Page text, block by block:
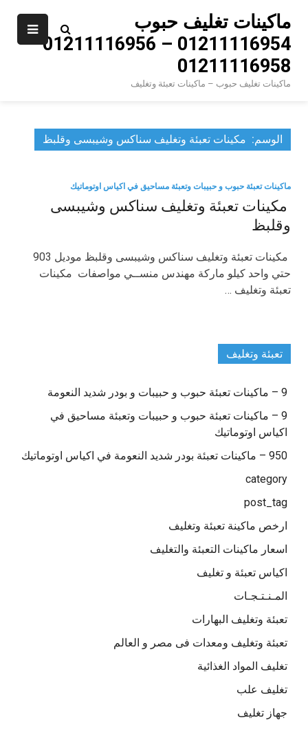
content
ماكينات تغليف حبوب
01211116954 – 01211116956 –
01211116958
ماكينات تغليف حبوب – ماكينات تعبئة وتغليف
الوسم: ‏‏ مكينات تعبئة وتغليف سناكس وشيبسى وقلبظ
ماكينات تعبئة حبوب و حبيبات وتعبئة مساحيق في اكياس اوتوماتيك
‏‏ مكينات تعبئة وتغليف سناكس وشيبسى
وقلبظ
‏‏ مكينات تعبئة وتغليف سناكس وشيبسى وقلبظ موديل 903
حتي واحد كيلو ماركة مهندس منســي مواصفات ‏‏ مكينات
تعبئة وتغليف …
تعبئة وتغليف
9 – ماكينات تعبئة حبوب و حبيبات و بودر شديد النعومة
9 – ماكينات تعبئة حبوب و حبيبات وتعبئة مساحيق في
اكياس اوتوماتيك
950 – ماكينات تعبئة بودر شديد النعومة في اكياس اوتوماتيك
category
post_tag
ارخص ماكينة تعبئة وتغليف
اسعار ماكينات التعبئة والتغليف
اكياس تعبئة و تغليف
المـنـتـجـات
تعبئة وتغليف البهارات
تعبئة وتغليف ومعدات فى مصر و العالم
تغليف المواد الغذائية
تغليف علب
جهاز تغليف